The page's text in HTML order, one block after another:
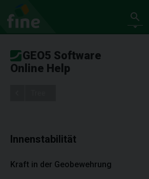
GEO5 Software
Online Help
Innenstabilität
Kraft in der Geobewehrung